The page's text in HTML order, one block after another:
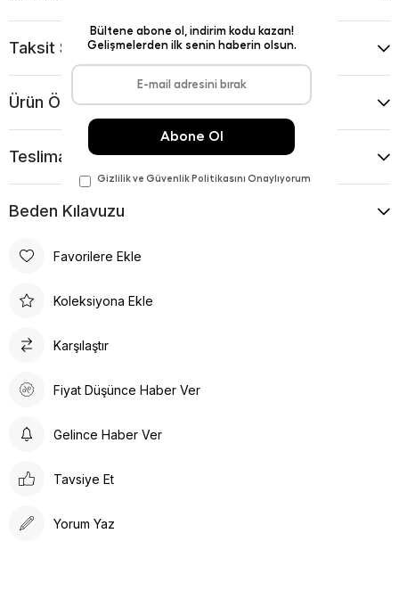
Taksit Seçenekleri
Ürün Önerileri
Teslimat Ve İade Koşulları
Beden Kılavuzu
Favorilere Ekle
Koleksiyona Ekle
Karşılaştır
Fiyat Düşünce Haber Ver
Gelince Haber Ver
Tavsiye Et
Yorum Yaz